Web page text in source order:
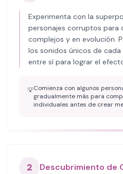
Experimenta con la
personajes corruptos para
complejos y en evolución.
los sonidos únicos de
entre sí para lograr el
💡Comienza con algunos
gradualmente más para
individuales antes de crear
2 Descubrimiento de